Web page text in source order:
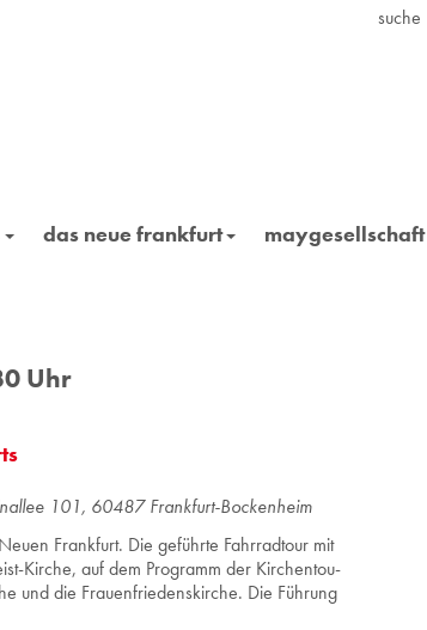
suche
das neue frankfurt maygesellschaft
Uhr
101, 60487 Frank­furt-Bo­cken­heim
Frank­furt. Die ge­führ­te Fahr­rad­tour mit
Kir­che, auf dem Pro­gramm der Kir­chen­tou­
und die Frau­en­frie­dens­kir­che. Die Füh­rung